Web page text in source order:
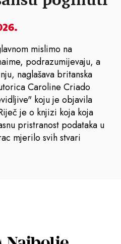
mislimo na
podrazumijevaju, a
naglašava britanska
Caroline Criado
koju je objavila
je o knjizi koja koja
pristranost podataka u
mjerilo svih stvari